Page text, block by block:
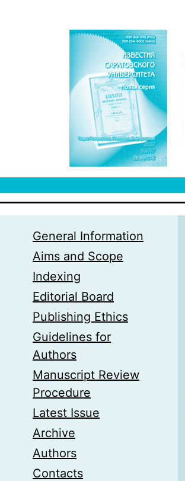
General Information
Aims and Scope
Indexing
Editorial Board
Publishing Ethics
Guidelines for
Authors
Manuscript Review
Procedure
Latest Issue
Archive
Authors
Contacts